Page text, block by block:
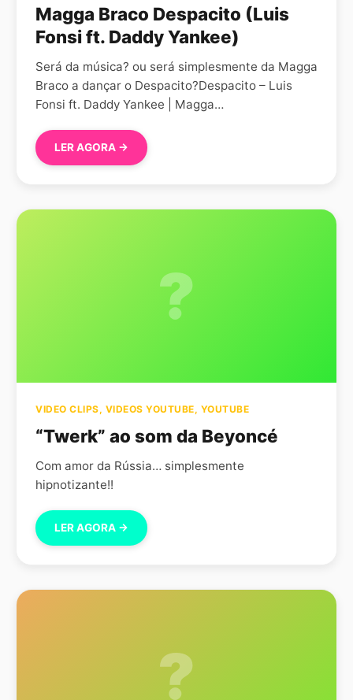
Magga Braco Despacito (Luis
Fonsi ft. Daddy Yankee)
Será da música? ou será simplesmente da Magga
Braco a dançar o Despacito?Despacito – Luis
Fonsi ft. Daddy Yankee | Magga…
LER AGORA →
?
VIDEO CLIPS, VIDEOS YOUTUBE, YOUTUBE
“Twerk” ao som da Beyoncé
Com amor da Rússia… simplesmente
hipnotizante!!
LER AGORA →
?